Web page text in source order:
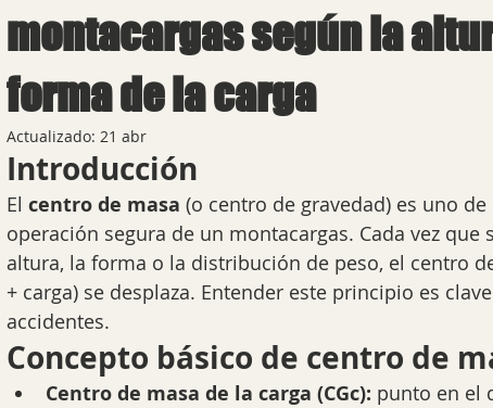
montacargas según la
forma de la carga
Actualizado: 21 abr
Introducción
El centro de masa (o centro de gravedad) es uno
operación segura de un montacargas. Cada vez que
altura, la forma o la distribución de peso, el centro
+ carga) se desplaza. Entender este principio es
accidentes.
Concepto básico de centro de
Centro de masa de la carga (CGc): punto en el